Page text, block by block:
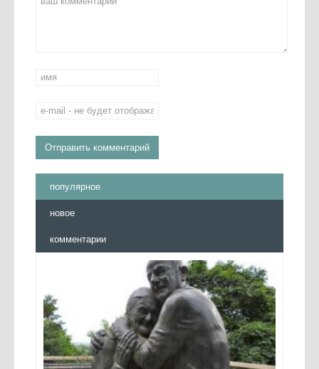
популярное
новое
комментарии